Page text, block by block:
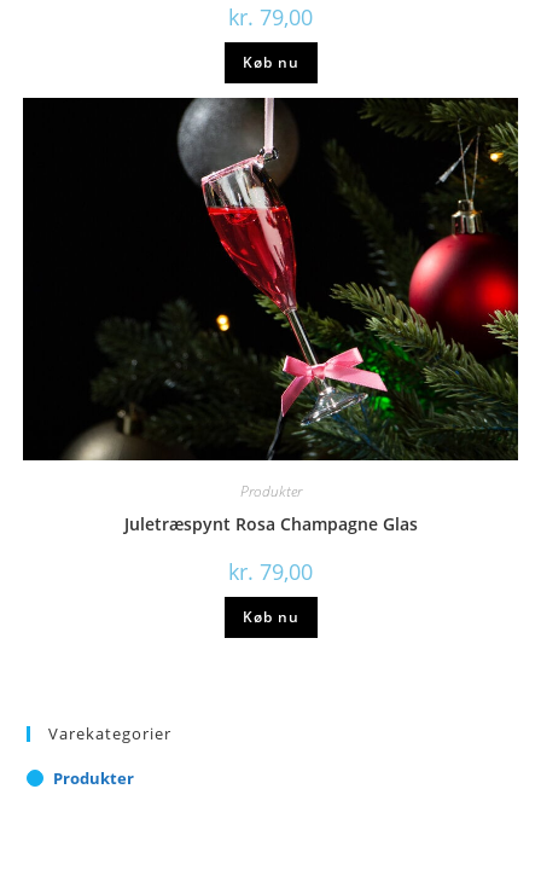
kr. 79,00
Køb nu
Produkter
Juletræspynt Rosa Champagne Glas
kr. 79,00
Køb nu
Varekategorier
Produkter